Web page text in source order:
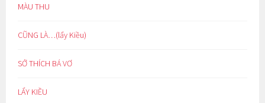
MÀU THU
CŨNG LÀ…(lẩy Kiều)
SỞ THÍCH BÁ VƠ
LẨY KIỀU